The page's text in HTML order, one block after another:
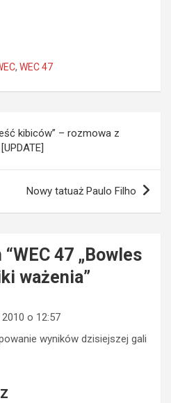
, WEC 47
kibiców” – rozmowa z
Nowy tatuaż Paulo Filho
WEC 47 „Bowles
ważenia”
o 12:57
wyników dzisiejszej gali